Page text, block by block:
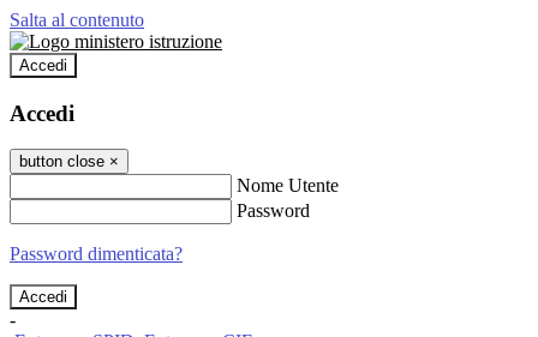
Salta al contenuto
Accedi
Accedi
button close ×
Nome Utente
Password
Password dimenticata?
-